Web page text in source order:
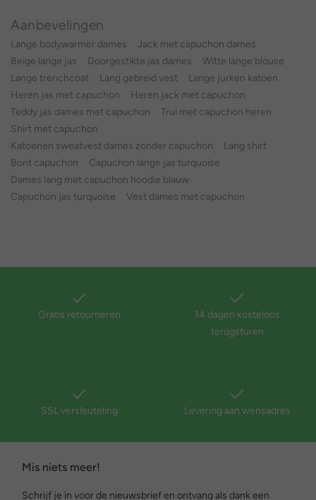
Aanbevelingen
Lange bodywarmer dames
Jack met capuchon dames
Beige lange jas
Doorgestikte jas dames
Witte lange blouse
Lange trenchcoat
Lang gebreid vest
Lange jurken katoen
Heren jas met capuchon
Heren jack met capuchon
Teddy jas dames met capuchon
Trui met capuchon heren
Shirt met capuchon
Katoenen sweatvest dames zonder capuchon
Lang shirt
Bont capuchon
Capuchon lange jas turquoise
Dames lang met capuchon hoodie blauw
Capuchon jas turquoise
Vest dames met capuchon
Gratis retourneren
14 dagen kosteloos
terugsturen
SSL versleuteling Levering aan wensadres
Mis niets meer!
Schrijf je in voor de nieuwsbrief en ontvang als dank een